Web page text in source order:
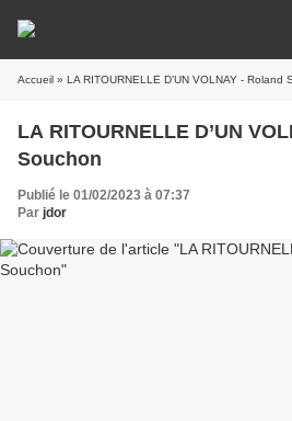
Accueil » LA RITOURNELLE D’UN VOLNAY - Roland
LA RITOURNELLE D’UN
Souchon
Publié le 01/02/2023 à 07:37
Par jdor